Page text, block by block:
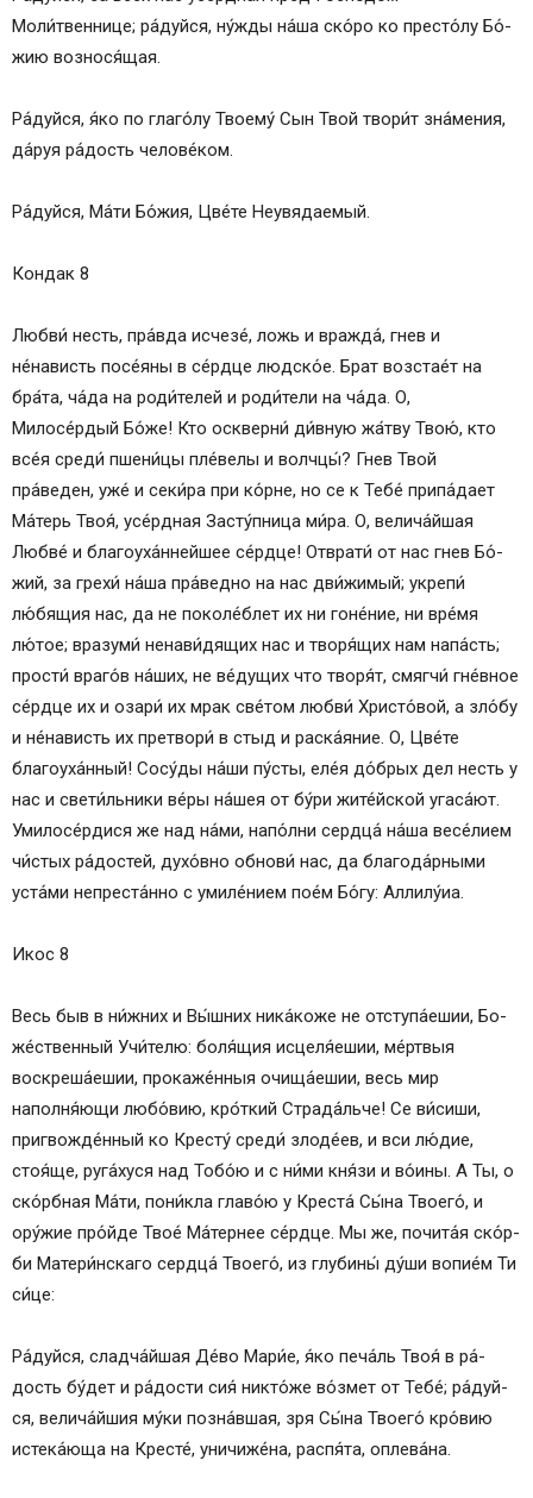
Моли́твеннице; ра́­дуй­ся, ну́ж­ды на́­ша ско́ро ко пре­сто́­лу Бо́­
жию вознося́щая.
Ра́­дуй­ся, я́ко по глаго́лу Тво­ему́ Сын Твой твори́т зна́­ме­ния,
да́руя ра́­дость че­ло­ве́­ком.
Ра́­дуй­ся, Ма́­ти Бо́­жия, Цве́­те Не­увя­да­емый.
Кондак 8
Любви́ несть, пра́вда исчезе́, ложь и вражда́, гнев и
не́нависть посе́яны в се́рд­це людско́е. Брат возстае́т на
бра́та, ча́­да на роди́телей и роди́тели на ча́­да. О,
Милосе́рдый Бо́­же! Кто оскверни́ ди́в­ную жа́тву Твою́, кто
все́я среди́ пшени́цы пле́­ве­лы и волчцы́? Гнев Твой
пра́веден, уже́ и секи́ра при ко́рне, но се к Те­бе́ припа́дает
Ма́­терь Твоя́, усе́рд­ная За­сту́п­ни­ца ми́­ра. О, велича́йшая
Люб­ве́ и благоуха́ннейшее се́рд­це! От­вра­ти́ от нас гнев Бо́­
жий, за гре­хи́ на́­ша пра́ведно на нас дви́жимый; укре­пи́
лю́бящия нас, да не поколе́блет их ни гоне́ние, ни вре́­мя
лю́тое; вразуми́ ненави́дящих нас и творя́щих нам напа́сть;
прости́ вра­го́в на́­ших, не ве́­ду­щих что творя́т, смягчи́ гне́вное
се́рд­це их и озари́ их мрак све́­том любви́ Хри­сто́­вой, а зло́бу
и не́нависть их претвори́ в стыд и раска́яние. О, Цве́­те
благоуха́нный! Сосу́ды на́ши пу́сты, еле́я до́б­рых дел несть у
нас и све­ти́ль­ни­ки ве́­ры на́шея от бу́ри жите́йской угаса́ют.
Уми­ло­се́р­ди­ся же над на́­ми, напо́лни серд­ца́ на́­ша ве­се́­ли­ем
чи́стых ра́достей, духо́вно обнови́ нас, да бла­го­да́р­ны­ми
уста́ми непреста́нно с уми­ле́­нием по­е́м Бо́­гу: Алли­лу́иа.
Икос 8
Весь быв в ни́ж­них и Вы́ш­них ни­ка́­ко­же не отступа́ешии, Бо­
же́ст­вен­ный Учи́­те­лю: боля́щия исцеля́ешии, ме́рт­выя
воскреша́ешии, прокаже́нныя очища́ешии, весь мир
наполня́ющи лю­бо́­вию, кро́ткий Стра­да́ль­че! Се ви́сиши,
пригвожде́нный ко Кресту́ среди́ злоде́ев, и вси лю́­дие,
стоя́ще, руга́хуся над То­бо́ю и с ни́­ми кня́зи и во́ины. А Ты, о
ско́рбная Ма́­ти, пони́кла гла­во́ю у Крес­та́ Сы́­на Тво­его́, и
ору́­жие про́йде Твое́ Ма́­тер­нее се́рд­це. Мы же, почита́я ско́р­
би Матери́нскаго серд­ца́ Тво­его́, из глу­би­ны́ ду́­ши во­пи­е́м Ти
си́­це:
Ра́­дуй­ся, сладча́йшая Де́­во Ма­ри́е, я́ко печа́ль Твоя́ в ра́­
дость бу́дет и ра́­дос­ти сия́ ни­кто́­же во́змет от Те­бе́; ра́­дуй­
ся, велича́йшия му́­ки позна́вшая, зря Сы́­на Тво­его́ кро́­вию
истека́юща на Кре­сте́, уничиже́на, распя́та, оплева́на.